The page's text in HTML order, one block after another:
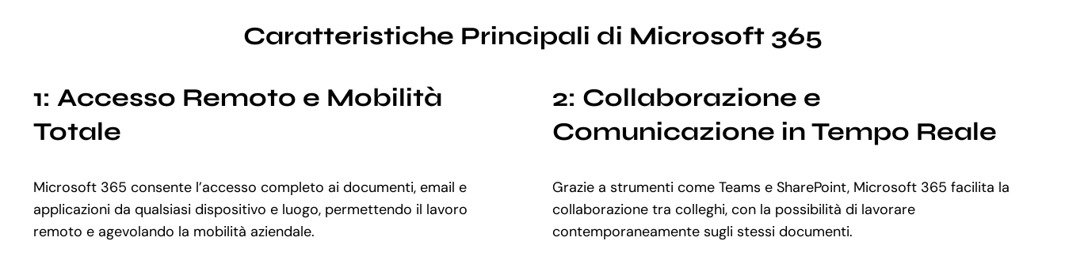
Caratteristiche Principali di Microsoft 365
1: Accesso Remoto e Mobilità
Totale
Microsoft 365 consente l’accesso completo ai documenti, email e
applicazioni da qualsiasi dispositivo e luogo, permettendo il lavoro
remoto e agevolando la mobilità aziendale.
2: Collaborazione e
Comunicazione in Tempo Reale
Grazie a strumenti come Teams e SharePoint, Microsoft 365 facilita la
collaborazione tra colleghi, con la possibilità di lavorare
contemporaneamente sugli stessi documenti.